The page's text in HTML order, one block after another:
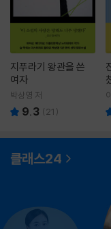
지푸라기 왕관을 쓴
여자
박상영 저
9.3 ( 21 )
클래스24